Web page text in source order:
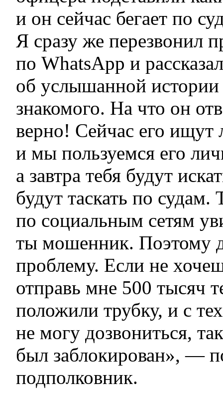
и он сейчас бегает по
Я сразу же перезвонил
по WhatsApp и
об услышанной истории
знакомого. На что он
верно! Сейчас его ищут
и мы пользуемся его
а завтра тебя будут
будут таскать по судам.
по социальным сетям
ты мошенник. Поэтому
проблему. Если не
отправь мне 500 тысяч
положили трубку, и с
не могу дозвониться,
был заблокирован», —
подполковник.